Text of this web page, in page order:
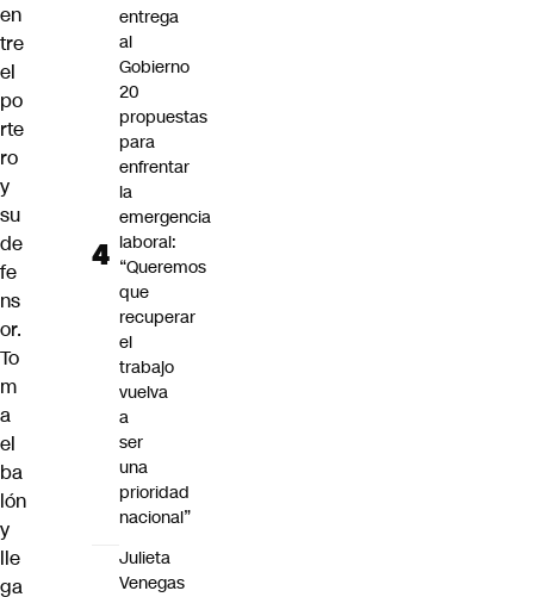
en
tre
el
po
rte
ro
y
su
de
fe
ns
or.
To
m
a
el
ba
lón
y
lle
ga
entrega
al
Gobierno
20
propuestas
para
enfrentar
la
emergencia
laboral:
“Queremos
que
recuperar
el
trabajo
vuelva
a
ser
una
prioridad
nacional”
Julieta
Venegas